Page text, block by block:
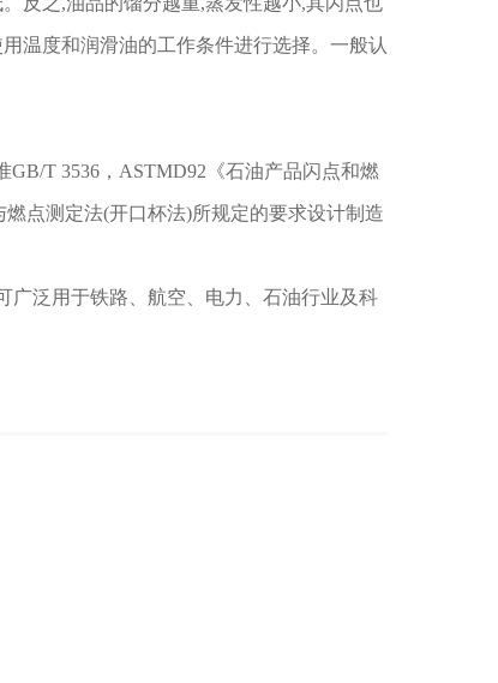
温度和润滑油的工作条件进行选择。一般认
GB/T 3536，ASTMD92《石油产品闪点和燃
点测定法(开口杯法)所规定的要求设计制造
广泛用于铁路、航空、电力、石油行业及科